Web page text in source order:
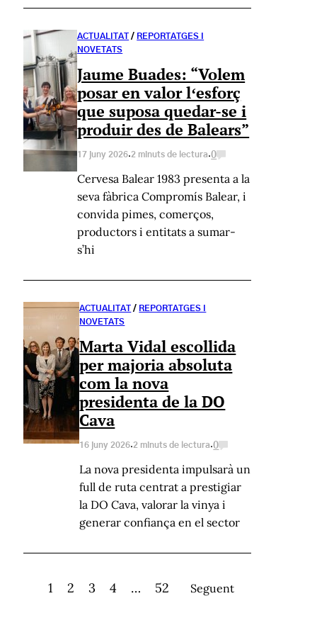
ACTUALITAT / REPORTATGES I
NOVETATS
Jaume Buades: “Volem
posar en valor lʻesforç
que suposa quedar-se i
produir des de Balears”
17 juny 2026·2 minuts de lectura·0
Cervesa Balear 1983 presenta a la
seva fàbrica Compromís Balear, i
convida pimes, comerços,
productors i entitats a sumar-
s’hi
ACTUALITAT / REPORTATGES I
NOVETATS
Marta Vidal escollida
per majoria absoluta
com la nova
presidenta de la DO
Cava
16 juny 2026·2 minuts de lectura·0
La nova presidenta impulsarà un
full de ruta centrat a prestigiar
la DO Cava, valorar la vinya i
generar confiança en el sector
1 2 3 4 … 52 Seguent